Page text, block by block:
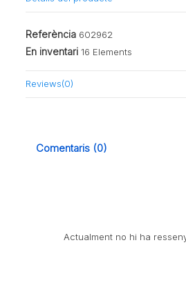
Referència 602962
En inventari 16 Elements
Reviews(0)
Comentaris (0)
Actualment no hi ha